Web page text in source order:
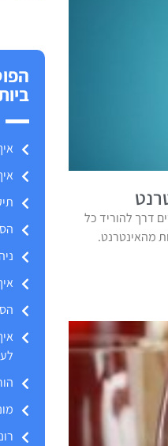
דרך להוריד כל
מהאינטרנט.